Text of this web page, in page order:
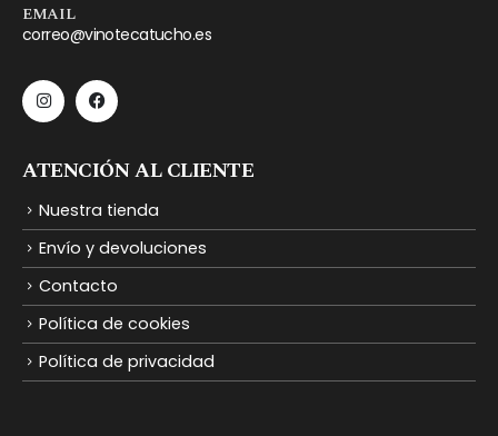
EMAIL
correo@vinotecatucho.es
ATENCIÓN AL CLIENTE
Nuestra tienda
Envío y devoluciones
Contacto
Política de cookies
Política de privacidad